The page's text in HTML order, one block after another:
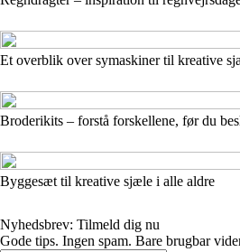
Et overblik over symaskiner til kreative
Broderikits – forstå forskellene, før du
Byggesæt til kreative sjæle i alle aldre
Nyhedsbrev: Tilmeld dig nu
Gode tips. Ingen spam. Bare brugbar